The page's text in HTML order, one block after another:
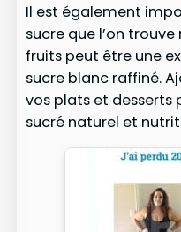
Il est également
sucre que l’on
fruits peut être une
sucre blanc raffiné.
vos plats et desserts
sucré naturel et